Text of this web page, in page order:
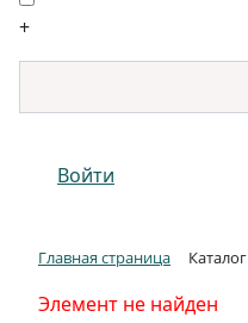
+
Войти
Главная страница Каталог
Элемент не найден